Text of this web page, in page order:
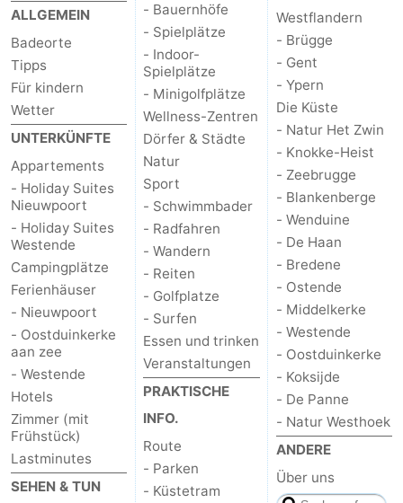
ALLGEMEIN
Badeorte
Tipps
Für kindern
Wetter
UNTERKÜNFTE
Appartements
- Holiday Suites
Nieuwpoort
- Holiday Suites
Westende
Campingplätze
Ferienhäuser
- Nieuwpoort
- Oostduinkerke
aan zee
- Westende
Hotels
Zimmer (mit
Frühstück)
Lastminutes
SEHEN & TUN
- Bauernhöfe
- Spielplätze
- Indoor-
Spielplätze
- Minigolfplätze
Wellness-Zentren
Dörfer & Städte
Natur
Sport
- Schwimmbader
- Radfahren
- Wandern
- Reiten
- Golfplatze
- Surfen
Essen und trinken
Veranstaltungen
PRAKTISCHE
INFO.
Route
- Parken
- Küstetram
Westflandern
- Brügge
- Gent
- Ypern
Die Küste
- Natur Het Zwin
- Knokke-Heist
- Zeebrugge
- Blankenberge
- Wenduine
- De Haan
- Bredene
- Ostende
- Middelkerke
- Westende
- Oostduinkerke
- Koksijde
- De Panne
- Natur Westhoek
ANDERE
Über uns